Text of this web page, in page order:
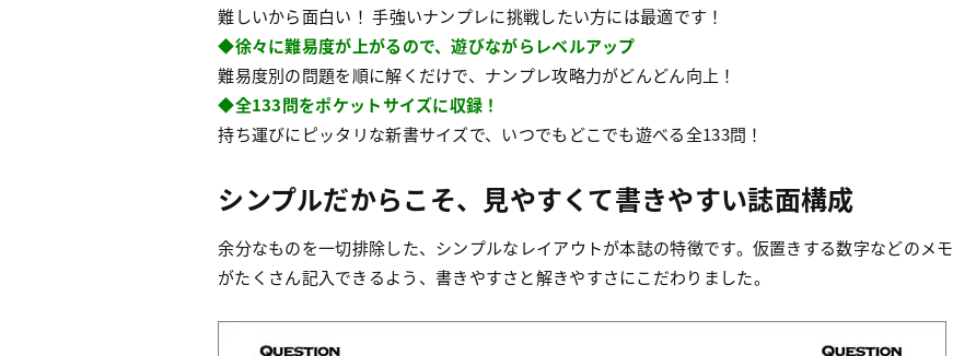
難しいから面白い！ 手強いナンプレに挑戦したい方には最適です！
◆徐々に難易度が上がるので、遊びながらレベルアップ
難易度別の問題を順に解くだけで、ナンプレ攻略力がどんどん向上！
◆全133問をポケットサイズに収録！
持ち運びにピッタリな新書サイズで、いつでもどこでも遊べる全133問！
シンプルだからこそ、見やすくて書きやすい誌面構成
余分なものを一切排除した、シンプルなレイアウトが本誌の特徴です。仮置きする数字などのメモ
がたくさん記入できるよう、書きやすさと解きやすさにこだわりました。